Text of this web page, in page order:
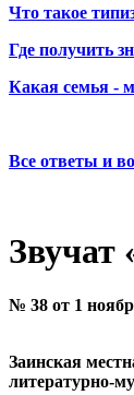
Что такое
Где получить
Какая семья -
Все ответы и
Звучат
№ 38 от 1
Заинская
литературно-